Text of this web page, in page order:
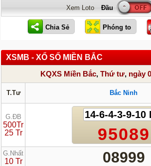
Xem Loto
XSMB - XỔ SỐ MIỀN BẮC
KQXS Miền Bắc, Thứ tư, ngày
T.Tư Bắc Ninh
G.ĐB
500Tr
25 Tr
14-6-4-3-9-10
95089
G.Nhất
10 Tr 08999